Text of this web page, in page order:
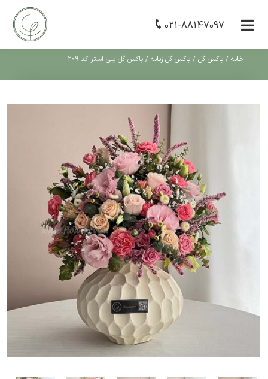
021-88147097
خانه / باکس گل / باکس گل زنانه / باکس گل پلی استر کد 209